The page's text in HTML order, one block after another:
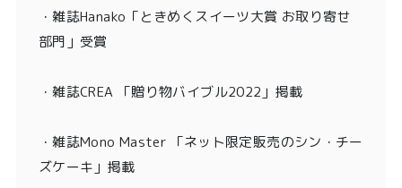
・雑誌Hanako「ときめくスイーツ大賞 お取り寄せ
部門」受賞
・雑誌CREA 「贈り物バイブル2022」掲載
・雑誌Mono Master 「ネット限定販売のシン・チー
ズケーキ」掲載